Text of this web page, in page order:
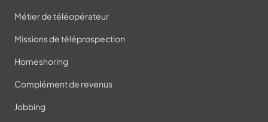
Métier de téléopérateur
Missions de téléprospection
Homeshoring
Complément de revenus
Jobbing